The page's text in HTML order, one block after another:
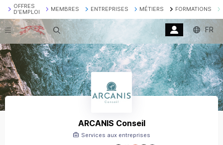
OFFRES
D'EMPLOI
MEMBRES ENTREPRISES MÉTIERS FORMATIONS
Recherche FR
ARCANIS Conseil
Services aux entreprises